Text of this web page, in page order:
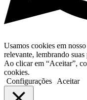
Usamos cookies em
relevante, lembrando
Ao clicar em “Aceitar”,
cookies.
Configurações
Aceitar